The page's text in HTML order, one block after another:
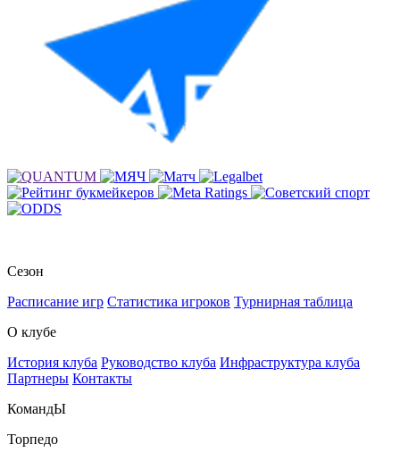
Сезон
Расписание игр Статистика игроков Турнирная таблица
О клубе
История клуба Руководство клуба Инфраструктура клуба
Партнеры Контакты
КомандЫ
Торпедо